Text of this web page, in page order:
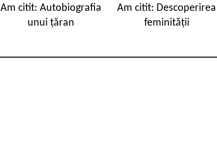
Am citit: Autobiografia
unui țăran
Am citit: Descoperirea
feminității